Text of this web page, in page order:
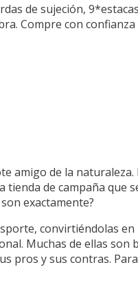
de sujeción,
Compre con
amigo de la naturaleza.
de campaña que
exactamente?
convirtiéndolas
Muchas de ellas son
pros y sus contras.